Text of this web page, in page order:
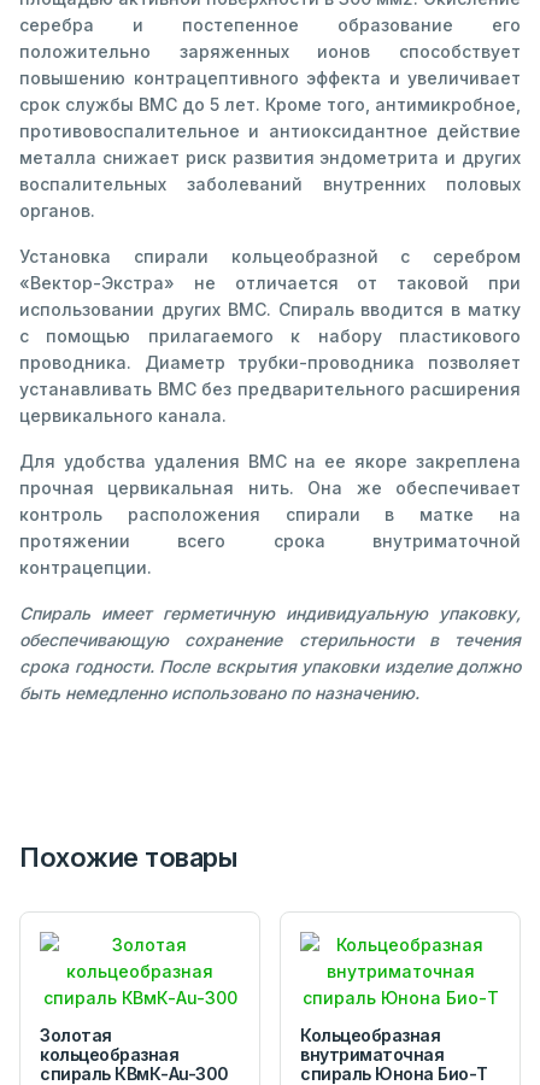
серебра и постепенное образование его
положительно заряженных ионов способствует
повышению контрацептивного эффекта и увеличивает
срок службы ВМС до 5 лет. Кроме того, антимикробное,
противовоспалительное и антиоксидантное действие
металла снижает риск развития эндометрита и других
воспалительных заболеваний внутренних половых
органов.
Установка спирали кольцеобразной с серебром
«Вектор-Экстра» не отличается от таковой при
использовании других ВМС. Спираль вводится в матку
с помощью прилагаемого к набору пластикового
проводника. Диаметр трубки-проводника позволяет
устанавливать ВМС без предварительного расширения
цервикального канала.
Для удобства удаления ВМС на ее якоре закреплена
прочная цервикальная нить. Она же обеспечивает
контроль расположения спирали в матке на
протяжении всего срока внутриматочной
контрацепции.
Спираль имеет герметичную индивидуальную упаковку,
обеспечивающую сохранение стерильности в течения
срока годности. После вскрытия упаковки изделие должно
быть немедленно использовано по назначению.
Похожие товары
Золотая
кольцеобразная
спираль КВмК-Au-300
Кольцеобразная
внутриматочная
спираль Юнона Био-Т